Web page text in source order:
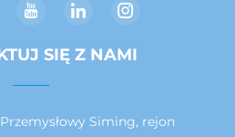
SIĘ Z NAMI
Siming, rejon